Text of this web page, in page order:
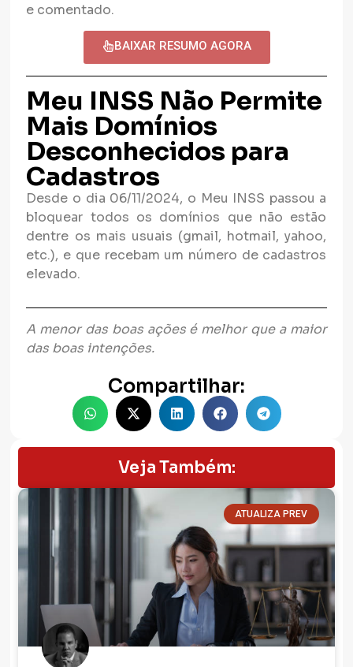
e comentado.
BAIXAR RESUMO AGORA
Meu INSS Não Permite
Mais Domínios
Desconhecidos para
Cadastros
Desde o dia 06/11/2024, o Meu INSS passou a
bloquear todos os domínios que não estão
dentre os mais usuais (gmail, hotmail, yahoo,
etc.), e que recebam um número de cadastros
elevado.
A menor das boas ações é melhor que a maior
das boas intenções.
Compartilhar:
Veja Também:
ATUALIZA PREV